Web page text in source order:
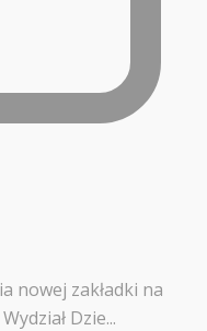
nowej zakładki na
Dzie...